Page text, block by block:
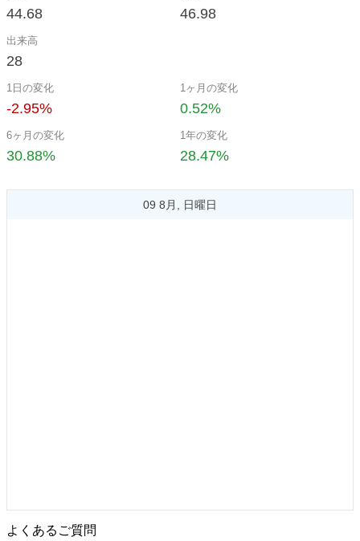
44.68 46.98
出来高
28
1日の変化
-2.95%
1ヶ月の変化
0.52%
6ヶ月の変化
30.88%
1年の変化
28.47%
09 8月, 日曜日
よくあるご質問